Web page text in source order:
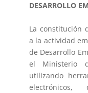
DESARROLLO
La constitución
a la actividad
de Desarrollo
el Ministerio
utilizando